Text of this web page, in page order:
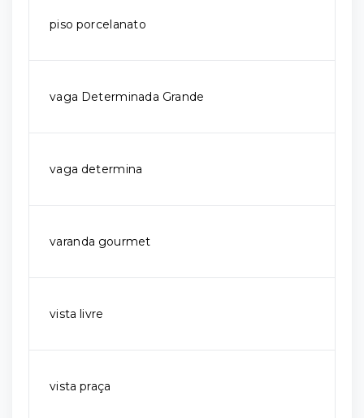
piso porcelanato
vaga Determinada Grande
vaga determina
varanda gourmet
vista livre
vista praça